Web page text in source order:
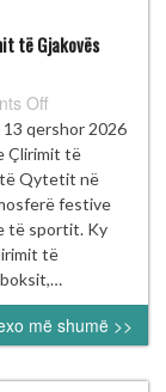
Çlirimit
të
të Gjakovës
Offon
U
mbajt
turneu
tradicional
i
boksit
“Dita
e
Çlirimit
të
Gjakovës
13 qershor 2026
Çlirimit të
të Qytetit në
festive
të sportit. Ky
të
boksit,…
më shumë >>